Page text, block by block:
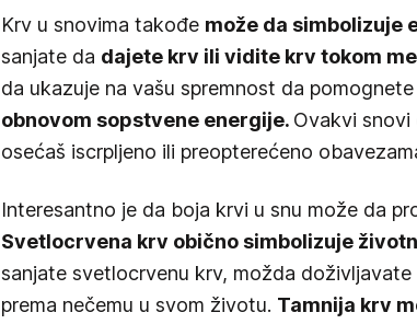
Krv u snovima takođe može da simbolizuje
sanjate da dajete krv ili vidite krv tokom
da ukazuje na vašu spremnost da
obnovom sopstvene energije. Ovakvi snovi
osećaš iscrpljeno ili preopterećeno
Interesantno je da boja krvi u snu može da
Svetlocrvena krv obično simbolizuje
sanjate svetlocrvenu krv, možda
prema nečemu u svom životu. Tamnija krv